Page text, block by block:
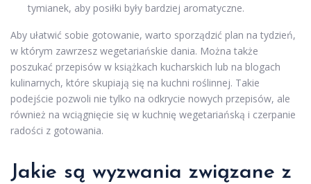
tymianek, aby posiłki były bardziej aromatyczne.
Aby ułatwić sobie gotowanie, warto sporządzić plan na tydzień,
w którym zawrzesz wegetariańskie dania. Można także
poszukać przepisów w książkach kucharskich lub na blogach
kulinarnych, które skupiają się na kuchni roślinnej. Takie
podejście pozwoli nie tylko na odkrycie nowych przepisów, ale
również na wciągnięcie się w kuchnię wegetariańską i czerpanie
radości z gotowania.
Jakie są wyzwania związane z